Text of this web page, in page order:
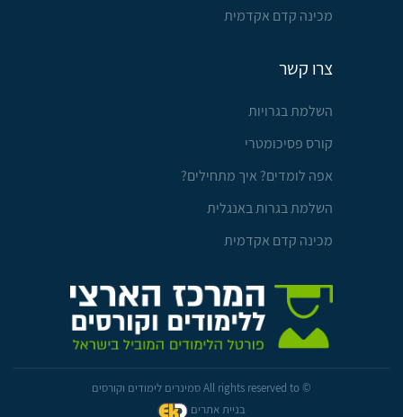
מכינה קדם אקדמית
צרו קשר
השלמת בגרויות
קורס פסיכומטרי
אפה לומדים? איך מתחילים?
השלמת בגרות באנגלית
מכינה קדם אקדמית
© All rights reserved to סמינרים לימודים וקורסים
בניית אתרים